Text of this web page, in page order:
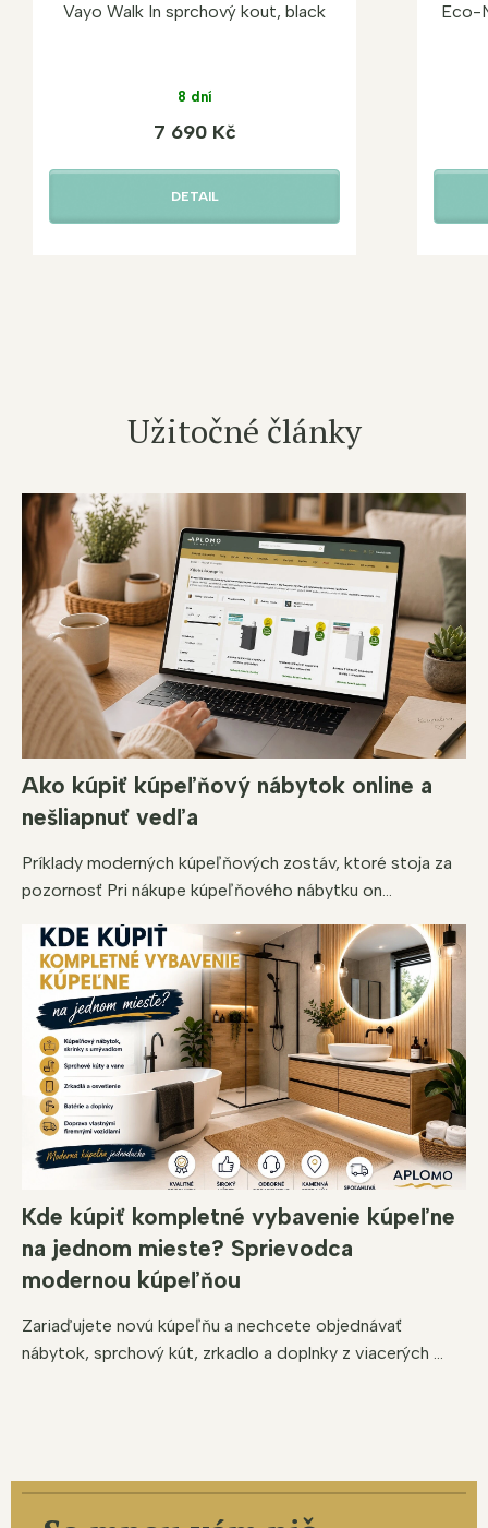
Vayo Walk In sprchový kout, black
8 dní
7 690 Kč
DETAIL
Eco-
Užitočné články
Ako kúpiť kúpeľňový nábytok online a
nešliapnuť vedľa
Príklady moderných kúpeľňových zostáv, ktoré stoja za
pozornosť Pri nákupe kúpeľňového nábytku on...
Kde kúpiť kompletné vybavenie kúpeľne
na jednom mieste? Sprievodca
modernou kúpeľňou
Zariaďujete novú kúpeľňu a nechcete objednávať
nábytok, sprchový kút, zrkadlo a doplnky z viacerých ...